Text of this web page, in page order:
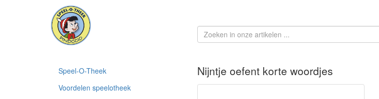
Speel-O-Theek
Voordelen speelotheek
Nijntje oefent korte woordjes